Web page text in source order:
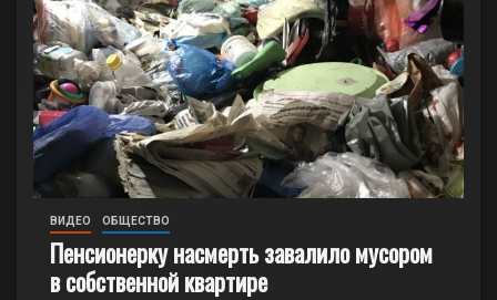
ВИДЕО ОБЩЕСТВО
Пенсионерку насмерть завалило мусором
в собственной квартире